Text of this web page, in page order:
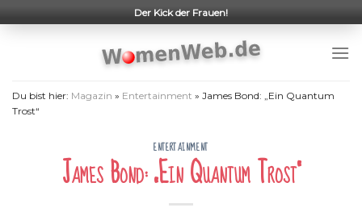
to
Der Kick der Frauen!
Du bist hier: Magazin » Entertainment » James Bond: „Ein Quantum
Trost“
ENTERTAINMENT
James Bond: „Ein Quantum Trost“